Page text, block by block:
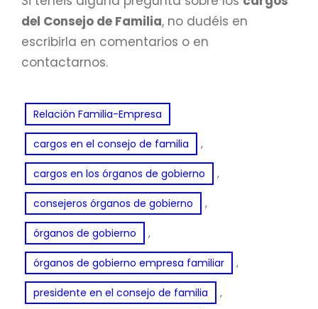
del Consejo de Familia, no dudéis en
escribirla en comentarios o en
contactarnos.
Relación Familia-Empresa
cargos en el consejo de familia ,
cargos en los órganos de gobierno ,
consejeros órganos de gobierno ,
órganos de gobierno ,
órganos de gobierno empresa familiar ,
presidente en el consejo de familia ,